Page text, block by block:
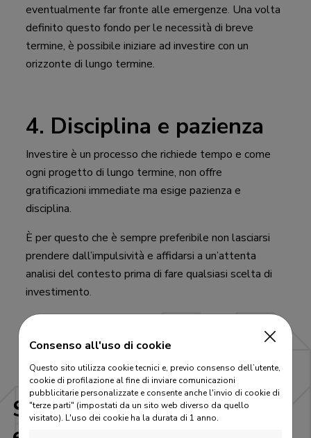
eventualmente far fronte alle emergenze. Una volta
definito questo fondo per le necessità di breve
termine, è possibile iniziare ad investire con un
orizzonte di lungo termine.
4. Disciplina e pazienza
Investire è un processo che richiede tempo e come
ogni progetto di lungo termine, non offre
gratificazioni immediate ma esige pazienza e
disciplina.
È per questo che è sempre preferibile non lasciarsi
prendere dall’impulsività e affidarsi a un’attenta
analisi del contesto prima di fare qualsiasi scelta di
investimento.
Scopri gli altri temi di
Consenso all'uso di cookie
Questo sito utilizza cookie tecnici e, previo consenso dell’utente,
cookie di profilazione al fine di inviare comunicazioni
pubblicitarie personalizzate e consente anche l'invio di cookie di
"terze parti" (impostati da un sito web diverso da quello
visitato). L'uso dei cookie ha la durata di 1 anno.